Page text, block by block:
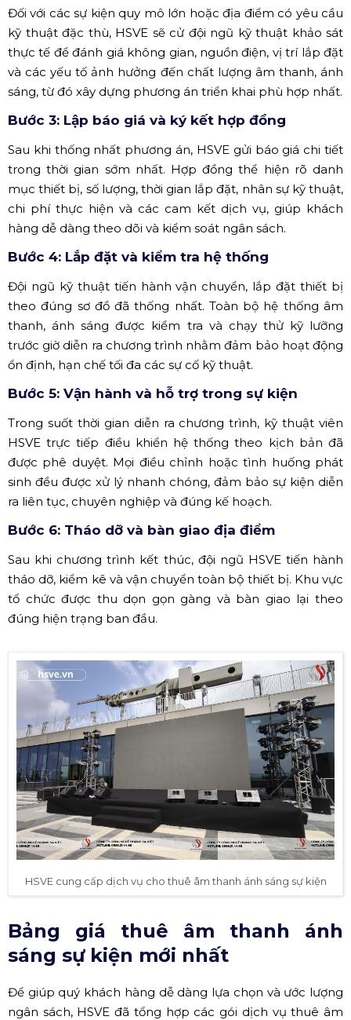
Đối với các sự kiện quy mô lớn hoặc địa điểm có yêu cầu
kỹ thuật đặc thù, HSVE sẽ cử đội ngũ kỹ thuật khảo sát
thực tế để đánh giá không gian, nguồn điện, vị trí lắp đặt
và các yếu tố ảnh hưởng đến chất lượng âm thanh, ánh
sáng, từ đó xây dựng phương án triển khai phù hợp nhất.
Bước 3: Lập báo giá và ký kết hợp đồng
Sau khi thống nhất phương án, HSVE gửi báo giá chi tiết
trong thời gian sớm nhất. Hợp đồng thể hiện rõ danh
mục thiết bị, số lượng, thời gian lắp đặt, nhân sự kỹ thuật,
chi phí thực hiện và các cam kết dịch vụ, giúp khách
hàng dễ dàng theo dõi và kiểm soát ngân sách.
Bước 4: Lắp đặt và kiểm tra hệ thống
Đội ngũ kỹ thuật tiến hành vận chuyển, lắp đặt thiết bị
theo đúng sơ đồ đã thống nhất. Toàn bộ hệ thống âm
thanh, ánh sáng được kiểm tra và chạy thử kỹ lưỡng
trước giờ diễn ra chương trình nhằm đảm bảo hoạt động
ổn định, hạn chế tối đa các sự cố kỹ thuật.
Bước 5: Vận hành và hỗ trợ trong sự kiện
Trong suốt thời gian diễn ra chương trình, kỹ thuật viên
HSVE trực tiếp điều khiển hệ thống theo kịch bản đã
được phê duyệt. Mọi điều chỉnh hoặc tình huống phát
sinh đều được xử lý nhanh chóng, đảm bảo sự kiện diễn
ra liên tục, chuyên nghiệp và đúng kế hoạch.
Bước 6: Tháo dỡ và bàn giao địa điểm
Sau khi chương trình kết thúc, đội ngũ HSVE tiến hành
tháo dỡ, kiểm kê và vận chuyển toàn bộ thiết bị. Khu vực
tổ chức được thu dọn gọn gàng và bàn giao lại theo
đúng hiện trạng ban đầu.
HSVE cung cấp dịch vụ cho thuê âm thanh ánh sáng sự kiện
Bảng giá thuê âm thanh ánh
sáng sự kiện mới nhất
Để giúp quý khách hàng dễ dàng lựa chọn và ước lượng
ngân sách, HSVE đã tổng hợp các gói dịch vụ thuê âm